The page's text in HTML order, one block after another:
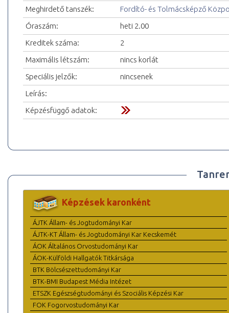
Meghirdető tanszék:
Fordító- és Tolmácsképző
Óraszám:
heti 2.00
Kreditek száma:
2
Maximális létszám:
nincs korlát
Speciális jelzők:
nincsenek
Leírás:
Képzésfüggő adatok:
Képzések karonként
ÁJTK Állam- és Jogtudományi Kar
ÁJTK-KT Állam- és Jogtudományi Kar Kecskemét
ÁOK Általános Orvostudományi Kar
ÁOK-Külföldi Hallgatók Titkársága
BTK Bölcsészettudományi Kar
BTK-BMI Budapest Média Intézet
ETSZK Egészségtudományi és Szociális Képzési Kar
FOK Fogorvostudományi Kar